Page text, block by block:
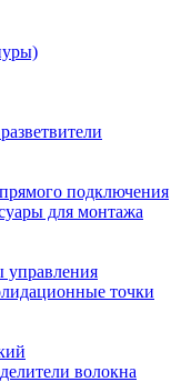
подключения
для монтажа
управления
точки
волокна